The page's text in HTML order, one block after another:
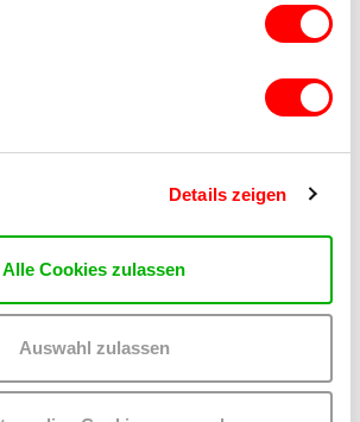
Details zeigen
Alle Cookies zulassen
Auswahl zulassen